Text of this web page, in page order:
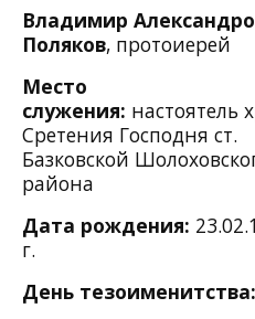
Владимир
Поляков, протоиерей
Место
служения: настоятель
Сретения Господня ст.
Базковской
района
Дата рождения:
г.
День тезоименитства: